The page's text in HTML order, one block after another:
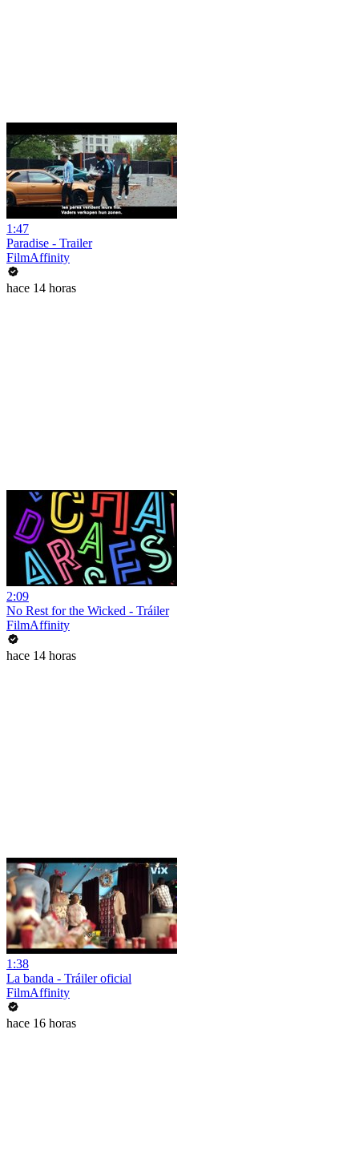
1:47
Paradise - Trailer
FilmAffinity
hace 14 horas
2:09
No Rest for the Wicked - Tráiler
FilmAffinity
hace 14 horas
1:38
La banda - Tráiler oficial
FilmAffinity
hace 16 horas